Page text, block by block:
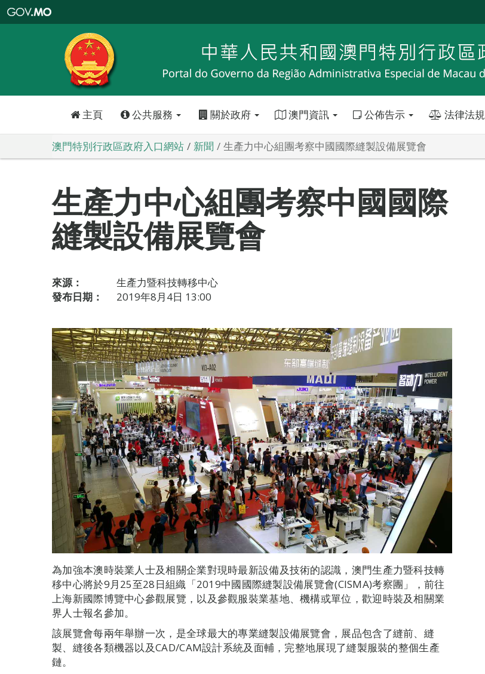
特
政
區
政
口
主頁 公共服務 關於政府 澳門資訊 公佈告示 法律法規
澳門特別行政區政府入口網站 新聞 生產力中心組團考察中國國際縫製設備展覽會
生產力中心組團考察中國國際
縫製設備展覽會
來源：
生產力暨科技轉移中心
發布日期：
2019年8月4日 13:00
為加強本澳時裝業人士及相關企業對現時最新設備及技術的認識，澳門生產力暨科技轉
移中心將於9月25至28日組織「2019中國國際縫製設備展覽會(CISMA)考察團」，前往
上海新國際博覽中心參觀展覽，以及參觀服裝業基地、機構或單位，歡迎時裝及相關業
界人士報名參加。
該展覽會每兩年舉辦一次，是全球最大的專業縫製設備展覽會，展品包含了縫前、縫
製、縫後各類機器以及CAD/CAM設計系統及面輔，完整地展現了縫製服裝的整個生產
鏈。